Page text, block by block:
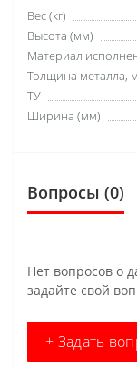
Вес (кг)
Высота (мм)
Материал
Толщина металла,
ТУ
Ширина (мм)
Вопросы (0)
Нет вопросов о
задайте свой
+ Задать